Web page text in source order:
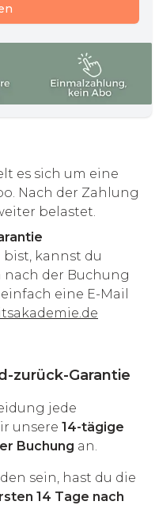
es sich um eine
Nach der Zahlung
belastet.
kannst du
nach der Buchung
eine E-Mail
zurück-Garantie
jede
unsere 14-tägige
Buchung an.
sein, hast du die
14 Tage nach